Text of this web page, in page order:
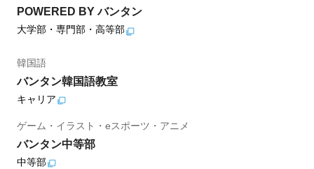
POWERED BY バンタン
大学部・専門部・高等部
韓国語
バンタン韓国語教室
キャリア
ゲーム・イラスト・eスポーツ・アニメ
バンタン中等部
中等部